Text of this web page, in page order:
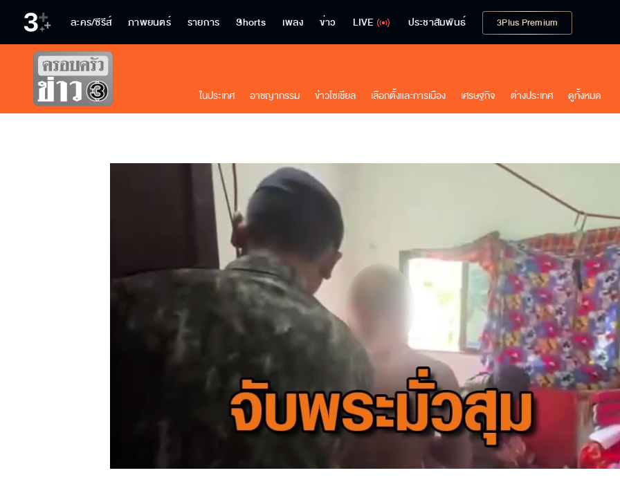
ละคร/ซีรีส์ ภาพยนตร์ รายการ Shorts เพลง ข่าว LIVE ประชาสัมพันธ์ 3Plus Premium
ในประเทศ อาชญากรรม ข่าวโซเชียล เลือกตั้งและการเมือง เศรษฐกิจ ต่างประเทศ ดูทั้งหมด